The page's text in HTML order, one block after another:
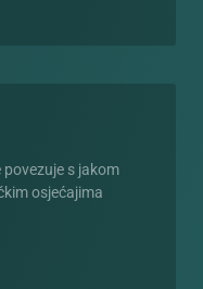
s jakom
osjećajima